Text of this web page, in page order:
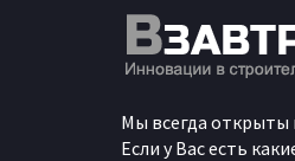
Мы всегда открыты
Если у Вас есть